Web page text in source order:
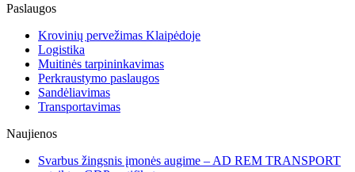
Paslaugos
Krovinių pervežimas Klaipėdoje
Logistika
Muitinės tarpininkavimas
Perkraustymo paslaugos
Sandėliavimas
Transportavimas
Naujienos
Svarbus žingsnis įmonės augime – AD REM TRANSPORT